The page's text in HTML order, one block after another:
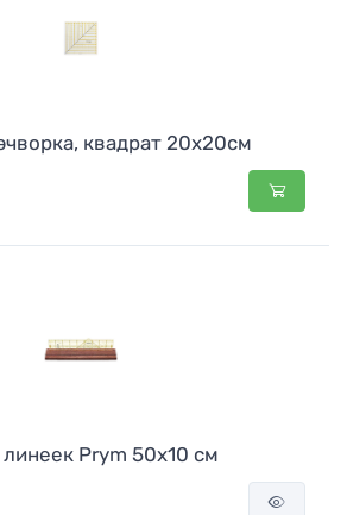
квадрат 20х20см
Prym 50х10 см